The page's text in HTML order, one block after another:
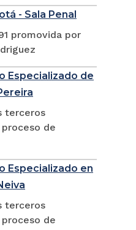
- Sala Penal
promovida por
Especializado de
terceros
de
Especializado en
terceros
de